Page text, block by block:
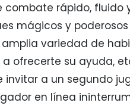
rápido, fluido
mágicos y poderosos
variedad de
ofrecerte su ayuda,
invitar a un segundo
en línea